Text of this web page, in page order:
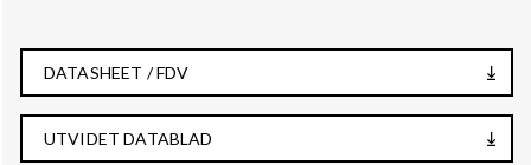
DATASHEET / FDV
UTVIDET DATABLAD